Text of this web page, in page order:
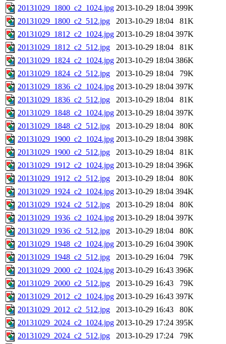
20131029_1800_c2_1024.jpg 2013-10-29 18:04 399K
20131029_1800_c2_512.jpg
2013-10-29 18:04
81K
20131029_1812_c2_1024.jpg 2013-10-29 18:04 397K
20131029_1812_c2_512.jpg
2013-10-29 18:04
81K
20131029_1824_c2_1024.jpg 2013-10-29 18:04 386K
20131029_1824_c2_512.jpg
2013-10-29 18:04
79K
20131029_1836_c2_1024.jpg 2013-10-29 18:04 397K
20131029_1836_c2_512.jpg
2013-10-29 18:04
81K
20131029_1848_c2_1024.jpg 2013-10-29 18:04 397K
20131029_1848_c2_512.jpg
2013-10-29 18:04
80K
20131029_1900_c2_1024.jpg 2013-10-29 18:04 398K
20131029_1900_c2_512.jpg
2013-10-29 18:04
81K
20131029_1912_c2_1024.jpg 2013-10-29 18:04 396K
20131029_1912_c2_512.jpg
2013-10-29 18:04
80K
20131029_1924_c2_1024.jpg 2013-10-29 18:04 394K
20131029_1924_c2_512.jpg
2013-10-29 18:04
80K
20131029_1936_c2_1024.jpg 2013-10-29 18:04 397K
20131029_1936_c2_512.jpg
2013-10-29 18:04
80K
20131029_1948_c2_1024.jpg 2013-10-29 16:04 390K
20131029_1948_c2_512.jpg
2013-10-29 16:04
79K
20131029_2000_c2_1024.jpg 2013-10-29 16:43 396K
20131029_2000_c2_512.jpg
2013-10-29 16:43
79K
20131029_2012_c2_1024.jpg 2013-10-29 16:43 397K
20131029_2012_c2_512.jpg
2013-10-29 16:43
80K
20131029_2024_c2_1024.jpg 2013-10-29 17:24 395K
20131029_2024_c2_512.jpg
2013-10-29 17:24
79K